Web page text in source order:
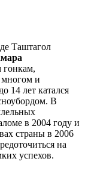
Таштагол
гонкам,
многом и
14 лет катался
В
в 2004 году и
страны в 2006
на
успехов.